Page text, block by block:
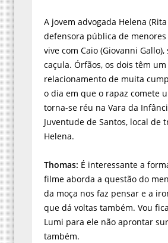
A jovem advogada Helena
defensora pública de
vive com Caio (Giovanni
caçula. Órfãos, os dois têm um
relacionamento de muita
o dia em que o rapaz comete
torna-se réu na Vara da
Juventude de Santos, local de
Helena.
Thomas: É interessante a
filme aborda a questão do
da moça nos faz pensar e a
que dá voltas também. Vou
Lumi para ele não aprontar
também.